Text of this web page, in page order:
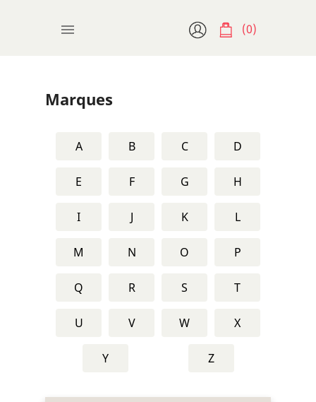
 (0)
Marques
A B C D
E F G H
I J K L
M N O P
Q R S T
U V W X
Y Z